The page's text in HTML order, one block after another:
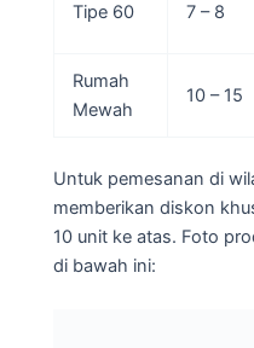
Tipe 60 7 – 8
Rumah
Mewah
10 – 15
Untuk pemesanan di
memberikan diskon
10 unit ke atas. Foto
di bawah ini: